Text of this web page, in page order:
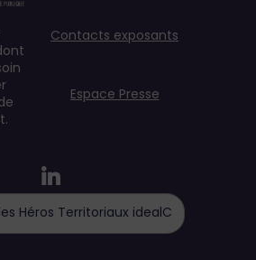
Contacts exposants
Espace Presse
Héros Territoriaux idealCO